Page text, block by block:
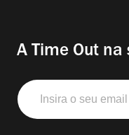
A Time Out
Insira
o
seu